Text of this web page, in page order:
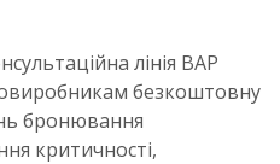
лінія ВАР
безкоштовну
бронювання
критичності,